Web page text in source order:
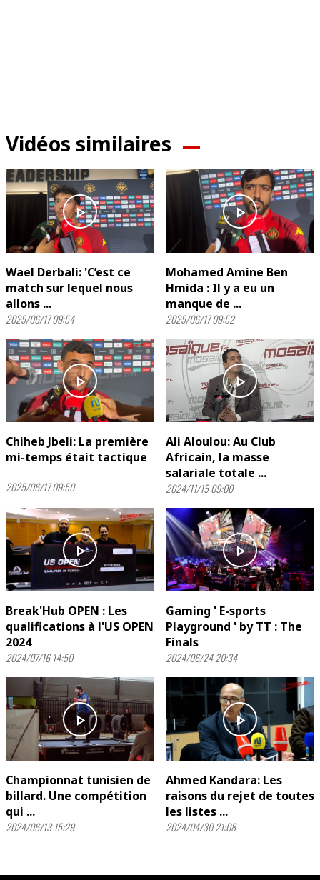
Vidéos similaires
play_arrow
Wael Derbali: 'C’est ce
match sur lequel nous
allons ...
2025/06/17 09:54
play_arrow
Mohamed Amine Ben
Hmida : Il y a eu un
manque de ...
2025/06/17 09:52
play_arrow
Chiheb Jbeli: La première
mi-temps était tactique
2025/06/17 09:50
play_arrow
Ali Aloulou: Au Club
Africain, la masse
salariale totale ...
2024/11/15 09:00
play_arrow
Break'Hub OPEN : Les
qualifications à l'US OPEN
2024
2024/07/16 14:50
play_arrow
Gaming ' E-sports
Playground ' by TT : The
Finals
2024/06/24 20:34
play_arrow
Championnat tunisien de
billard. Une compétition
qui ...
2024/06/13 15:29
play_arrow
Ahmed Kandara: Les
raisons du rejet de toutes
les listes ...
2024/04/30 21:08